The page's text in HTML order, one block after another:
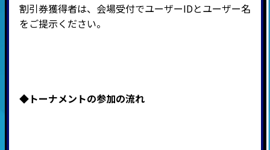
割引券獲得者は、 会場受付でユーザーIDとユーザー名
をご提示ください。
◆トーナメントの参加の流れ